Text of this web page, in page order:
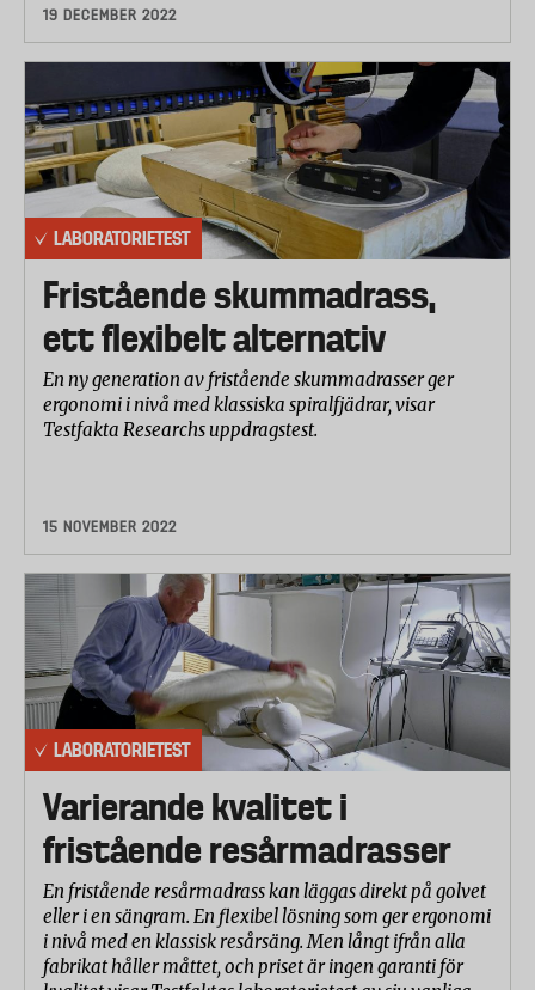
19 DECEMBER 2022
LABORATORIETEST
Fristående skummadrass,
ett flexibelt alternativ
En ny generation av fristående skummadrasser ger
ergonomi i nivå med klassiska spiralfjädrar, visar
Testfakta Researchs uppdragstest.
15 NOVEMBER 2022
LABORATORIETEST
Varierande kvalitet i
fristående resårmadrasser
En fristående resårmadrass kan läggas direkt på golvet
eller i en sängram. En flexibel lösning som ger ergonomi
i nivå med en klassisk resårsäng. Men långt ifrån alla
fabrikat håller måttet, och priset är ingen garanti för